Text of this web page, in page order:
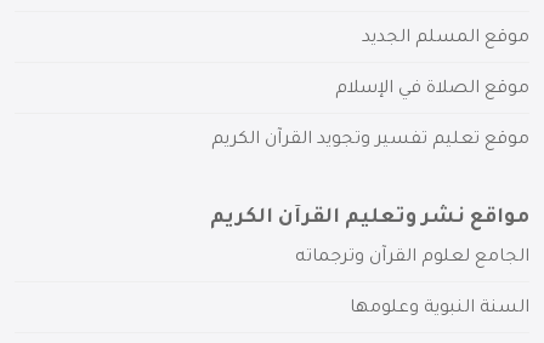
موقع المسلم الجديد
موقع الصلاة في الإسلام
موقع تعليم تفسير وتجويد القرآن الكريم
مواقع نشر وتعليم القرآن الكريم
الجامع لعلوم القرآن وترجماته
السنة النبوية وعلومها